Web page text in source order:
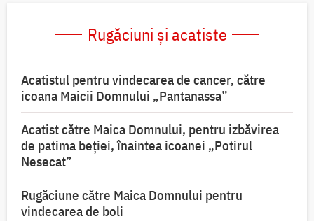
Rugăciuni și acatiste
Acatistul pentru vindecarea de cancer, către
icoana Maicii Domnului „Pantanassa”
Acatist către Maica Domnului, pentru izbăvirea
de patima beției, înaintea icoanei „Potirul
Nesecat”
Rugăciune către Maica Domnului pentru
vindecarea de boli